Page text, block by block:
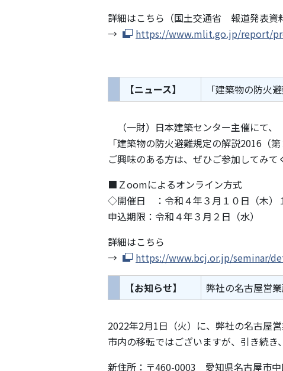
詳細はこちら（国土交通省 報道発表資
→
https://www.mlit.go.jp/report/
【ニュース】 「建築物の防火
（一財）日本建築センター主催にて、
「建築物の防火避難規定の解説2016（
ご興味のある方は、ぜひご参加してみて
■Ｚoomによるオンライン方式
◇開催日 ：令和４年３月１０日（木）
申込期限：令和４年３月２日（水）
詳細はこちら
→
https://www.bcj.or.jp/seminar/
【お知らせ】 弊社の名古屋営
2022年2月1日（火）に、弊社の名古屋
市内の移転ではございますが、引き続き
新住所：〒460-0003 愛知県名古屋市